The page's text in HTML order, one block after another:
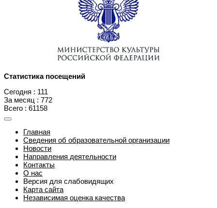
Статистика посещений
Сегодня : 111
За месяц : 772
Всего : 61158
Главная
Сведения об образовательной организации
Новости
Направления деятельности
Контакты
О нас
Версия для слабовидящих
Карта сайта
Независимая оценка качества